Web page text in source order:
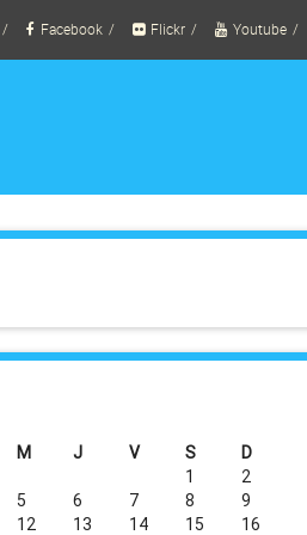
Facebook Flickr Youtube
M J V S D
1
2
5 6 7 8
9
12 13 14 15
16